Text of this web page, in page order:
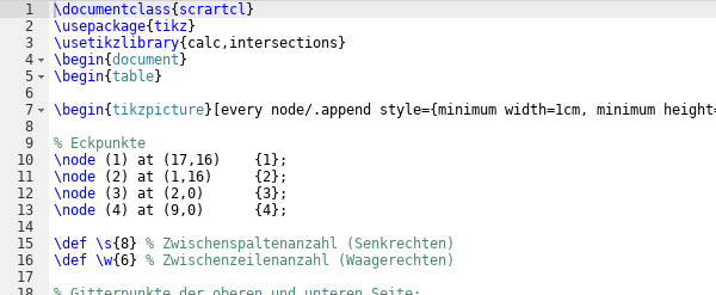
1
2
3
4
5
6
7
8
9
10
11
12
13
14
15
16
17
\documentclass{ scrartcl }
\usepackage{tikz}
\usetikzlibrary{ calc,intersections }
\begin{document }
\begin{table}
\begin{tikzpicture} every node/.append style={minimum width=1cm, minimum
% Eckpunkte
\node
( 1) at ( 17,16) { 1} ;
\node
(2) at ( 1,16) {2} ;
\node
(3) at (2,0) {3} ;
\node
(4) at (9,0) {4} ;
\def \s{8} % Zwischenspaltenanzahl (Senkrechten)
\def \w{6} % Zwischenzeilenanzahl (Waagerechten)